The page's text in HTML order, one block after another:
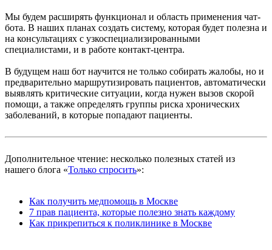
Мы будем расширять функционал и область применения чат-
бота. В наших планах создать систему, которая будет полезна и
на консультациях с узкоспециализированными
специалистами, и в работе контакт-центра.
В будущем наш бот научится не только собирать жалобы, но и
предварительно маршрутизировать пациентов, автоматически
выявлять критические ситуации, когда нужен вызов скорой
помощи, а также определять группы риска хронических
заболеваний, в которые попадают пациенты.
Дополнительное чтение: несколько полезных статей из
нашего блога «Только спросить»:
Как получить медпомощь в Москве
7 прав пациента, которые полезно знать каждому
Как прикрепиться к поликлинике в Москве